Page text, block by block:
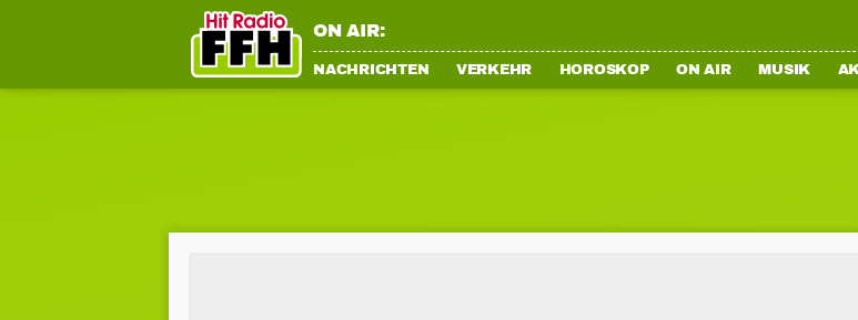
ON AIR:
NACHRICHTEN VERKEHR HOROSKOP ON AIR MUSIK